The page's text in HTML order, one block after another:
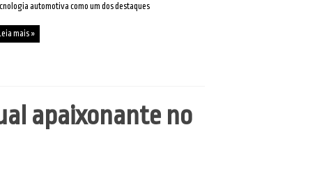
automotiva como um dos destaques
mais »
apaixonante no